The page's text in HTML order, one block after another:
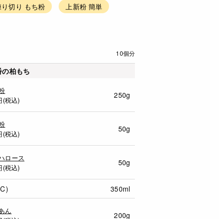
切り もち粉 上新粉 簡単
10個分
柏もち
(税込)
250g
(税込)
50g
ロース
(税込)
50g
350ml
ん
200g